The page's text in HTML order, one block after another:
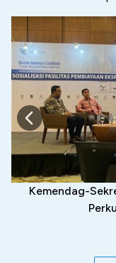
Kemendag-